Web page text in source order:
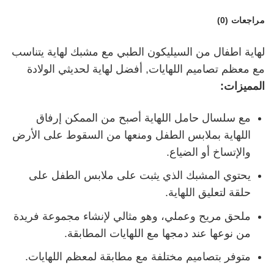
مراجعات (0)
لهاية اطفال من السيليكون الطبي مع مشبك لهاية يتناسب
مع معظم تصاميم اللهايات, أفضل لهاية لحديثي الولادة
المميزات:
مع سلسال حامل اللهاية أصبح من الممكن إرفاق
اللهاية بملابس الطفل ومنعها من السقوط على الأرض
والإتساخ أو الضياع.
يحتوي المشبك الذي يثبت على ملابس الطفل على
حلقة لتعليق اللهاية.
ملحق مريح وعملي، وهو مثالي لإنشاء مجموعة فريدة
من نوعها عند دمجها مع اللهايات المطابقة.
متوفر بتصاميم مختلفة مع مطابقة لمعظم اللهايات.